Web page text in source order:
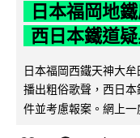
日本福岡地
西日本鐵道
日本福岡西鐵天神大
播出粗俗歌聲，西日
件並考慮報案。網上一